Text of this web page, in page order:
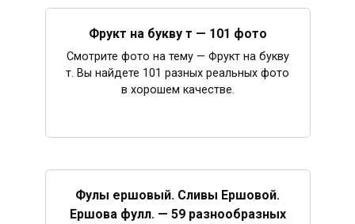
Фрукт на букву т — 101 фото
Смотрите фото на тему — Фрукт на букву
т. Вы найдете 101 разных реальных фото
в хорошем качестве.
Фулы ершовый. Сливы Ершовой.
Ершова фулл. — 59 разнообразных